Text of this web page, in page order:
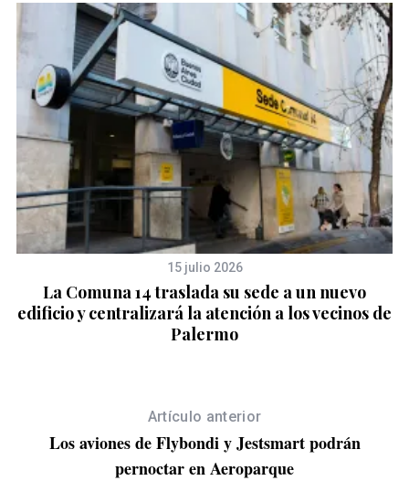
15 julio 2026
La Comuna 14 traslada su sede a un nuevo
edificio y centralizará la atención a los vecinos de
Palermo
Artículo anterior
Los aviones de Flybondi y Jestsmart podrán
pernoctar en Aeroparque